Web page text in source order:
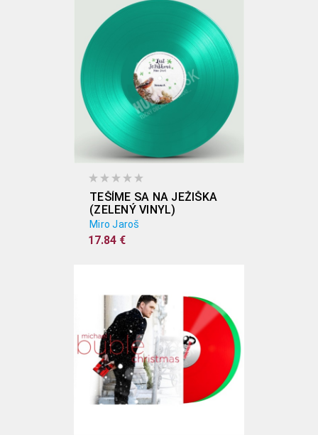
TEŠÍME SA NA JEŽIŠKA
(ZELENÝ VINYL)
Miro Jaroš
17.84 €